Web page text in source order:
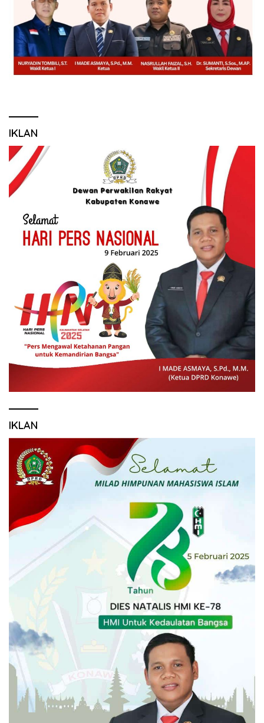
IKLAN
IKLAN